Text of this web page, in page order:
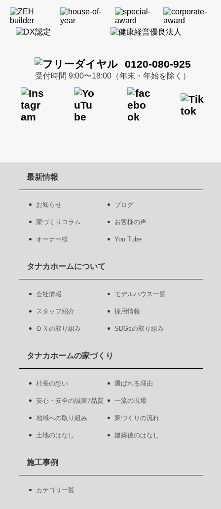
0120-080-925
受付時間 9:00〜18:00（年末・年始を除く）
最新情報
お知らせ ブログ
家づくりコラム お客様の声
オーナー様 You Tube
タナカホームについて
会社情報 モデルハウス一覧
スタッフ紹介 採用情報
ＤＸの取り組み SDGsの取り組み
タナカホームの家づくり
社長の想い 選ばれる理由
安心・安全の誠実7品質 一流の現場
地域への取り組み 家づくりの流れ
土地のはなし 建築後のはなし
施工事例
カテゴリ一覧